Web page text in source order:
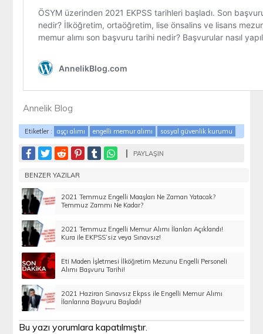
Annelik Blog
Etiketler : aşçı alımı engelli memur alımı sosyal güvenlik kurumu
PAYLAŞIN
BENZER YAZILAR
2021 Temmuz Engelli Maaşları Ne Zaman Yatacak?
Temmuz Zammı Ne Kadar?
2021 Temmuz Engelli Memur Alımı İlanları Açıklandı!
Kura ile EKPSS’siz veya Sınavsız!
Eti Maden İşletmesi İlköğretim Mezunu Engelli Personeli
Alımı Başvuru Tarihi!
2021 Haziran Sınavsız Ekpss ile Engelli Memur Alımı
İlanlarına Başvuru Başladı!
Bu yazı yorumlara kapatılmıştır.